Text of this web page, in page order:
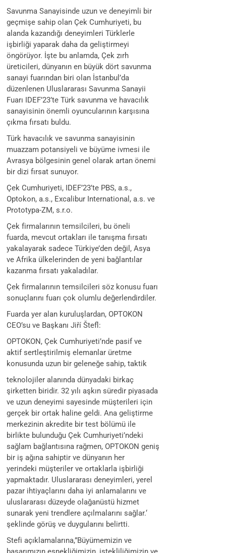
Savunma Sanayisinde uzun ve deneyimli bir
geçmişe sahip olan Çek Cumhuriyeti, bu
alanda kazandığı deneyimleri Türklerle
işbirliği yaparak daha da geliştirmeyi
öngörüyor. İşte bu anlamda, Çek zırh
üreticileri, dünyanın en büyük dört savunma
sanayi fuarından biri olan İstanbul’da
düzenlenen Uluslararası Savunma Sanayii
Fuarı IDEF’23’te Türk savunma ve havacılık
sanayisinin önemli oyuncularının karşısına
çıkma fırsatı buldu.
Türk havacılık ve savunma sanayisinin
muazzam potansiyeli ve büyüme ivmesi ile
Avrasya bölgesinin genel olarak artan önemi
bir dizi fırsat sunuyor.
Çek Cumhuriyeti, IDEF’23’te PBS, a.s.,
Optokon, a.s., Excalibur International, a.s. ve
Prototypa-ZM, s.r.o.
Çek firmalarının temsilcileri, bu öneli
fuarda, mevcut ortakları ile tanışma fırsatı
yakalayarak sadece Türkiye’den değil, Asya
ve Afrika ülkelerinden de yeni bağlantılar
kazanma fırsatı yakaladılar.
Çek firmalarının temsilcileri söz konusu fuarı
sonuçlarını fuarı çok olumlu değerlendirdiler.
Fuarda yer alan kuruluşlardan, OPTOKON
CEO’su ve Başkanı Jiří Štefl:
OPTOKON, Çek Cumhuriyeti’nde pasif ve
aktif sertleştirilmiş elemanlar üretme
konusunda uzun bir geleneğe sahip, taktik
teknolojiler alanında dünyadaki birkaç
şirketten biridir. 32 yılı aşkın süredir piyasada
ve uzun deneyimi sayesinde müşterileri için
gerçek bir ortak haline geldi. Ana geliştirme
merkezinin akredite bir test bölümü ile
birlikte bulunduğu Çek Cumhuriyeti’ndeki
sağlam bağlantısına rağmen, OPTOKON geniş
bir iş ağına sahiptir ve dünyanın her
yerindeki müşteriler ve ortaklarla işbirliği
yapmaktadır. Uluslararası deneyimleri, yerel
pazar ihtiyaçlarını daha iyi anlamalarını ve
uluslararası düzeyde olağanüstü hizmet
sunarak yeni trendlere açılmalarını sağlar.‘
şeklinde görüş ve duygularını belirtti.
Stefi açıklamalarına,”Büyümemizin ve